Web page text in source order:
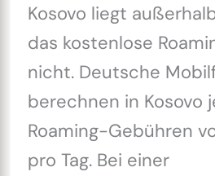
Kosovo liegt
das kostenlose
nicht. Deutsche
berechnen in Kosovo
Roaming-Gebühren
pro Tag. Bei einer